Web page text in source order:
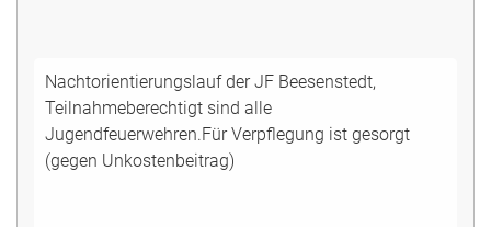
Nachtorientierungslauf der JF Beesenstedt,
Teilnahmeberechtigt sind alle
Jugendfeuerwehren.Für Verpflegung ist gesorgt
(gegen Unkostenbeitrag)